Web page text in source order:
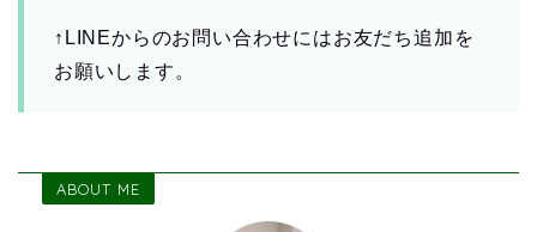
↑LINEからのお問い合わせにはお友だち追加を
お願いします。
ABOUT ME